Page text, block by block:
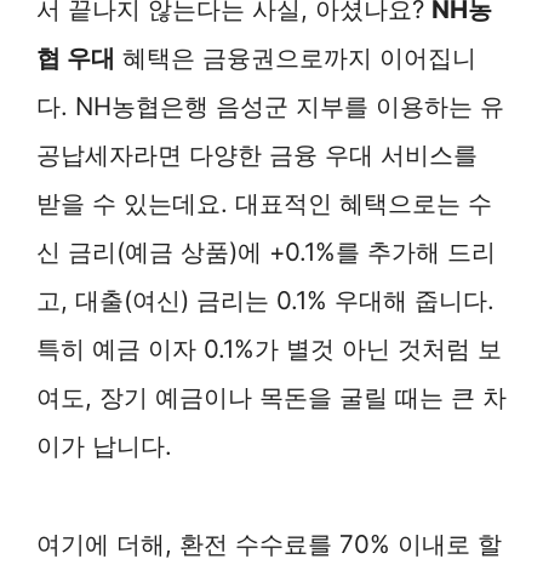
서 끝나지 않는다는 사실, 아셨나요? NH농
협 우대 혜택은 금융권으로까지 이어집니
다. NH농협은행 음성군 지부를 이용하는 유
공납세자라면 다양한 금융 우대 서비스를
받을 수 있는데요. 대표적인 혜택으로는 수
신 금리(예금 상품)에 +0.1%를 추가해 드리
고, 대출(여신) 금리는 0.1% 우대해 줍니다.
특히 예금 이자 0.1%가 별것 아닌 것처럼 보
여도, 장기 예금이나 목돈을 굴릴 때는 큰 차
이가 납니다.
여기에 더해, 환전 수수료를 70% 이내로 할